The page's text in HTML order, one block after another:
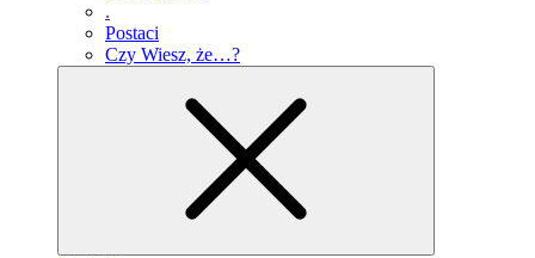
.
Postaci
Czy Wiesz, że…?